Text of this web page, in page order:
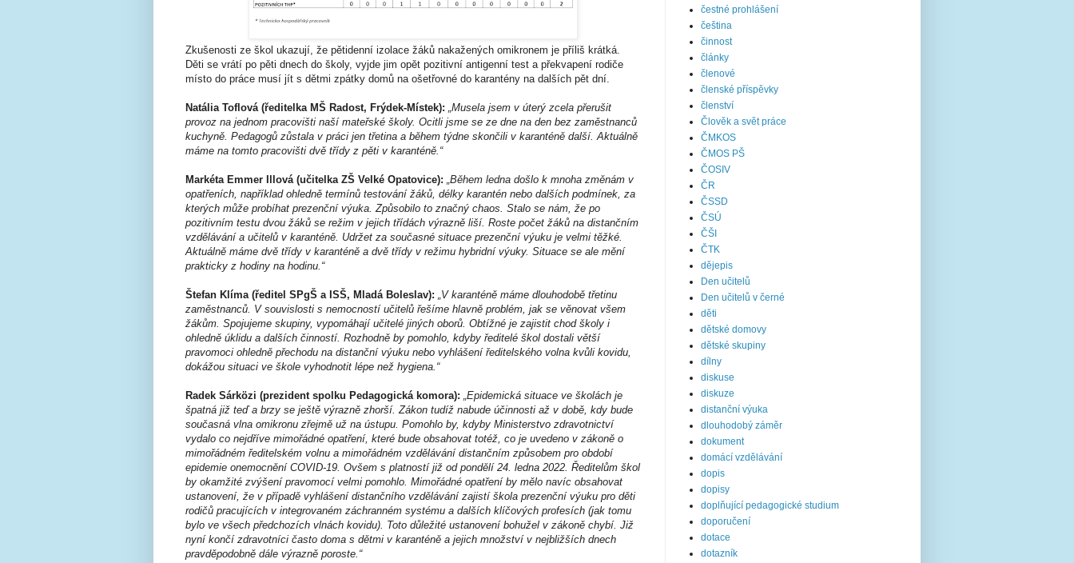
Zkušenosti ze škol ukazují, že pětidenní izolace žáků nakažených omikronem je příliš krátká.
Děti se vrátí po pěti dnech do školy, vyjde jim opět pozitivní antigenní test a překvapení rodiče
místo do práce musí jít s dětmi zpátky domů na ošetřovné do karantény na dalších pět dní.
Natália Toflová (ředitelka MŠ Radost, Frýdek-Místek): „Musela jsem v úterý zcela přerušit
provoz na jednom pracovišti naší mateřské školy. Ocitli jsme se ze dne na den bez zaměstnanců
kuchyně. Pedagogů zůstala v práci jen třetina a během týdne skončili v karanténě další. Aktuálně
máme na tomto pracovišti dvě třídy z pěti v karanténě.“
Markéta Emmer Illová (učitelka ZŠ Velké Opatovice): „Během ledna došlo k mnoha změnám v
opatřeních, například ohledně termínů testování žáků, délky karantén nebo dalších podmínek, za
kterých může probíhat prezenční výuka. Způsobilo to značný chaos. Stalo se nám, že po
pozitivním testu dvou žáků se režim v jejich třídách výrazně liší. Roste počet žáků na distančním
vzdělávání a učitelů v karanténě. Udržet za současné situace prezenční výuku je velmi těžké.
Aktuálně máme dvě třídy v karanténě a dvě třídy v režimu hybridní výuky. Situace se ale mění
prakticky z hodiny na hodinu.“
Štefan Klíma (ředitel SPgŠ a ISŠ, Mladá Boleslav):
„V karanténě máme dlouhodobě třetinu
zaměstnanců. V souvislosti s nemocností učitelů řešíme hlavně problém, jak se věnovat všem
žákům. Spojujeme skupiny, vypomáhají učitelé jiných oborů. Obtížné je zajistit chod školy i
ohledně úklidu a dalších činností. Rozhodně by pomohlo, kdyby ředitelé škol dostali větší
pravomoci ohledně přechodu na distanční výuku nebo vyhlášení ředitelského volna kvůli kovidu,
dokážou situaci ve škole vyhodnotit lépe než hygiena.“
Radek Sárközi (prezident spolku Pedagogická komora): „Epidemická situace ve školách je
špatná již teď a brzy se ještě výrazně zhorší. Zákon tudíž nabude účinnosti až v době, kdy bude
současná vlna omikronu zřejmě už na ústupu. Pomohlo by, kdyby Ministerstvo zdravotnictví
vydalo co nejdříve mimořádné opatření, které bude obsahovat totéž, co je uvedeno v zákoně o
mimořádném ředitelském volnu a mimořádném vzdělávání distančním způsobem pro období
epidemie onemocnění COVID-19. Ovšem s platností již od pondělí 24. ledna 2022. Ředitelům škol
by okamžité zvýšení pravomocí velmi pomohlo. Mimořádné opatření by mělo navíc obsahovat
ustanovení, že v případě vyhlášení distančního vzdělávání zajistí škola prezenční výuku pro děti
rodičů pracujících v integrovaném záchranném systému a dalších klíčových profesích (jak tomu
bylo ve všech předchozích vlnách kovidu). Toto důležité ustanovení bohužel v zákoně chybí. Již
nyní končí zdravotníci často doma s dětmi v karanténě a jejich množství v nejbližších dnech
pravděpodobně dále výrazně poroste.“
čestné prohlášení
čeština
činnost
články
členové
členské příspěvky
členství
Člověk a svět práce
ČMKOS
ČMOS PŠ
ČOSIV
ČR
ČSSD
ČSÚ
ČŠI
ČTK
dějepis
Den učitelů
Den učitelů v černé
děti
dětské domovy
dětské skupiny
dílny
diskuse
diskuze
distanční výuka
dlouhodobý záměr
dokument
domácí vzdělávání
dopis
dopisy
doplňující pedagogické studium
doporučení
dotace
dotazník